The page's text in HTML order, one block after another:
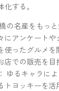
する。
の名産をもっ
にアンケートや
使ったグルメ
での販売を目
ゆるキャラに
トヨッキーを活